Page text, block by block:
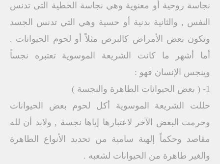
نجاسة روحية أو معنوية وهي نجاسة الخطية التي تدنس
النفس , والثانية بدنية أو حسية وهي التي تدنس الجسد
وتكون بعض الأمراض كالبرص مثلاً أو لحوم الحيوانات .
أما أشهر ما كانت الشريعة الموسوية تعتبره نجساً
وينجس الإنسان فهو :
1- ( بعض الحيوانات الطاهرة والنجسة )
حللت الشريعة الموسوية أكل لحوم بعض الحيوانات
وحرمت البعض الآخر لاعتبارها إياها نجسة , ولابد أن لله
مقاصد وحكماً إلهية سامية من تحديد الأنواع الطاهرة
والغير طاهرة من الحيوانات لشعبه .